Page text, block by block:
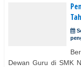
Dewan Guru di SMK